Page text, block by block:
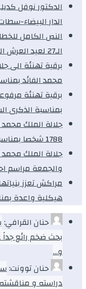
الدار البيضاء-سطات
النص الكامل
الـ27 لعيد العرش المجيد
برقية تهنئة الى
محمد الفائد
برقية تهنئة
بمناسبة الذكرى
جلالة الملك
1788 شخصا بمناسبة عيد العرش المجيد
جلالة الملك
والجمعة مراسم
مراكش تعزز
هيكلية واعدة
حنان القرافي:
بحث ضخم رائع جداً
و…
حنان توونت:
دراسته و